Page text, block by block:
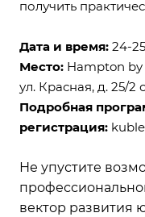
получить
Дата и время: 24-
Место: Hampton by
ул. Красная, д. 25/2
Подробная
регистрация:
Не упустите
вектор развития